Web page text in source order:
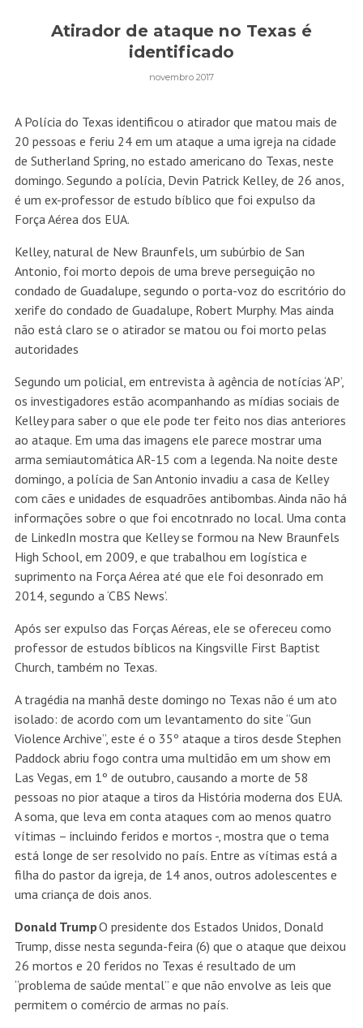
Atirador de ataque no Texas é
identificado
novembro 2017
A Polícia do Texas identificou o atirador que matou mais de
20 pessoas e feriu 24 em um ataque a uma igreja na cidade
de Sutherland Spring, no estado americano do Texas, neste
domingo. Segundo a polícia, Devin Patrick Kelley, de 26 anos,
é um ex-professor de estudo bíblico que foi expulso da
Força Aérea dos EUA.
Kelley, natural de New Braunfels, um subúrbio de San
Antonio, foi morto depois de uma breve perseguição no
condado de Guadalupe, segundo o porta-voz do escritório do
xerife do condado de Guadalupe, Robert Murphy. Mas ainda
não está claro se o atirador se matou ou foi morto pelas
autoridades
Segundo um policial, em entrevista à agência de notícias ‘AP’,
os investigadores estão acompanhando as mídias sociais de
Kelley para saber o que ele pode ter feito nos dias anteriores
ao ataque. Em uma das imagens ele parece mostrar uma
arma semiautomática AR-15 com a legenda. Na noite deste
domingo, a polícia de San Antonio invadiu a casa de Kelley
com cães e unidades de esquadrões antibombas. Ainda não há
informações sobre o que foi encotnrado no local. Uma conta
de LinkedIn mostra que Kelley se formou na New Braunfels
High School, em 2009, e que trabalhou em logística e
suprimento na Força Aérea até que ele foi desonrado em
2014, segundo a ‘CBS News’.
Após ser expulso das Forças Aéreas, ele se ofereceu como
professor de estudos bíblicos na Kingsville First Baptist
Church, também no Texas.
A tragédia na manhã deste domingo no Texas não é um ato
isolado: de acordo com um levantamento do site “Gun
Violence Archive”, este é o 35º ataque a tiros desde Stephen
Paddock abriu fogo contra uma multidão em um show em
Las Vegas, em 1º de outubro, causando a morte de 58
pessoas no pior ataque a tiros da História moderna dos EUA.
A soma, que leva em conta ataques com ao menos quatro
vítimas – incluindo feridos e mortos -, mostra que o tema
está longe de ser resolvido no país. Entre as vítimas está a
filha do pastor da igreja, de 14 anos, outros adolescentes e
uma criança de dois anos.
Donald TrumpO presidente dos Estados Unidos, Donald
Trump, disse nesta segunda-feira (6) que o ataque que deixou
26 mortos e 20 feridos no Texas é resultado de um
“problema de saúde mental” e que não envolve as leis que
permitem o comércio de armas no país.